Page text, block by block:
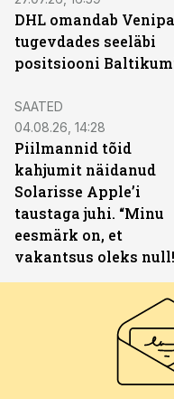
DHL omandab
tugevdades seeläbi
positsiooni
SAATED
04.08.26, 14:28
Piilmannid tõid
kahjumit näidanud
Solarisse Apple’i
taustaga juhi. “Minu
eesmärk on, et
vakantsus oleks